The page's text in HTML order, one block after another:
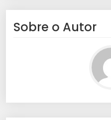
Sobre o Autor